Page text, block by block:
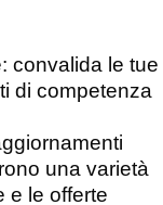
convalida le tue
di competenza
una varietà
e le offerte